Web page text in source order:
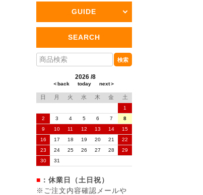
GUIDE
SEARCH
■ ：休業日（土日祝）
※ご注文内容確認メールや